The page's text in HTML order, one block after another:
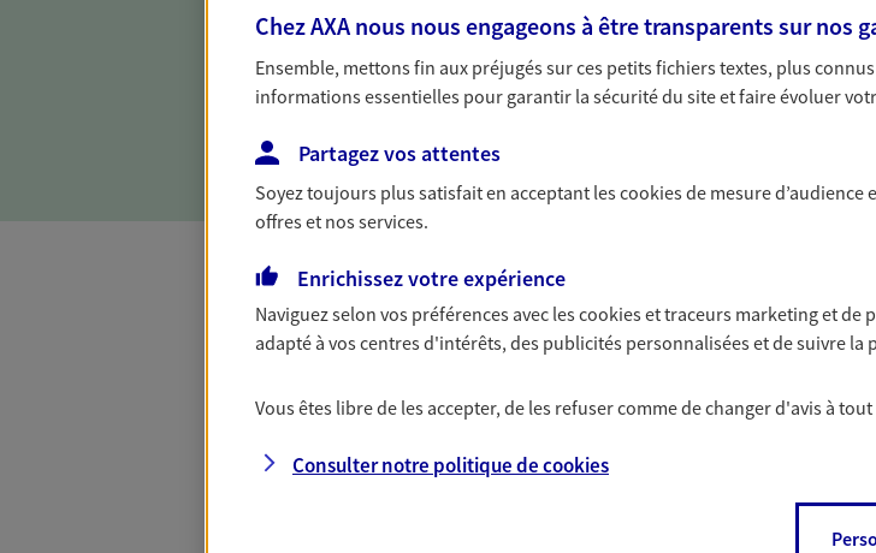
Parce qu'avant de définir une stratégie, il est nécessaire
d'établir un bon diagnostic, nous vous accompagnons pour
dresser un bilan complet de votre situation. Une analyse
solide pour vous formuler des conseils cohérents avec vos
Toutes nos solutions AXA
Chez AXA nous nous engageons à être transparents sur nos
Ensemble, mettons fin aux préjugés sur ces petits fichiers textes, plus
informations essentielles pour garantir la sécurité du site et faire évoluer
Partagez vos attentes
Soyez toujours plus satisfait en acceptant lescookiesde mesure d’audience
offres et nos services.
Enrichissez votre expérience
Naviguez selon vos préférences avec lescookies et traceurs marketing et de
adapté à vos centres d'intérêts, des publicités personnalisées et de suivre la
Vous êtes libre de les accepter, de les refuser comme de changer d'avis à
Consulter notre politique decookies